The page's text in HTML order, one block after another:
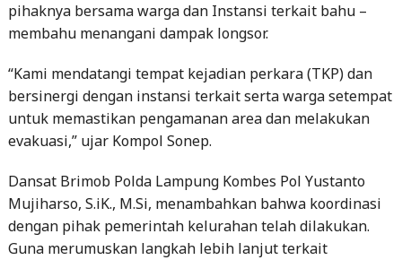
pihaknya bersama warga dan Instansi terkait bahu –
membahu menangani dampak longsor.
“Kami mendatangi tempat kejadian perkara (TKP) dan
bersinergi dengan instansi terkait serta warga setempat
untuk memastikan pengamanan area dan melakukan
evakuasi,” ujar Kompol Sonep.
Dansat Brimob Polda Lampung Kombes Pol Yustanto
Mujiharso, S.iK., M.Si, menambahkan bahwa koordinasi
dengan pihak pemerintah kelurahan telah dilakukan.
Guna merumuskan langkah lebih lanjut terkait